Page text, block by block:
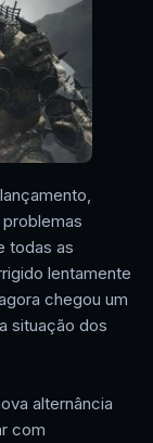
todas as
lentamente
chegou um
situação dos
alternância
com